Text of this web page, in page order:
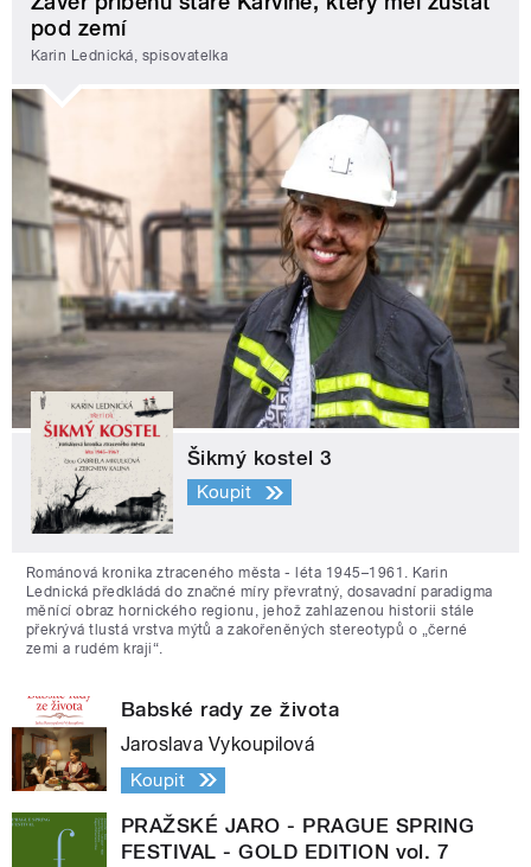
pod zemí
Karin Lednická, spisovatelka
Šikmý kostel 3
Koupit
Románová kronika ztraceného města - léta 1945–1961. Karin
Lednická předkládá do značné míry převratný, dosavadní paradigma
měnící obraz hornického regionu, jehož zahlazenou historii stále
překrývá tlustá vrstva mýtů a zakořeněných stereotypů o „černé
zemi a rudém kraji“.
Babské rady ze života
Jaroslava Vykoupilová
Koupit
PRAŽSKÉ JARO - PRAGUE SPRING
FESTIVAL - GOLD EDITION vol. 7